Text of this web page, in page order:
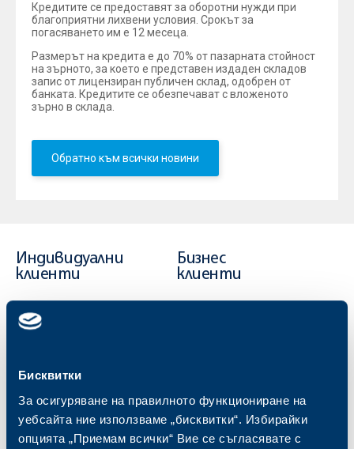
Бисквитки
За осигуряване на правилното функциониране на
уебсайта ние използваме „бисквитки“. Избирайки
опцията „Приемам всички“ Вие се съгласявате с
Кредитите се предоставят за оборотни нужди при
благоприятни лихвени условия. Срокът за
погасяването им е 12 месеца.
Размерът на кредита е до 70% от пазарната стойност
на зърното, за което е представен издаден складов
запис от лицензиран публичен склад, одобрен от
банката. Кредитите се обезпечават с вложеното
зърно в склада.
Обратно към всички новини
Индивидуални
клиенти
Карти
Сметки и плащания
Застраховки
Актуализация на клиентски данни
Бизнес
клиенти
и попечителски услуги
Факторинг
Кредити за собственици на фирми